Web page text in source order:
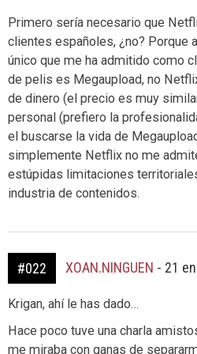
Primero sería necesario que
clientes españoles, ¿no? Porque
único que me ha admitido como
de pelis es Megaupload, no
de dinero (el precio es muy
personal (prefiero la
el buscarse la vida de
simplemente Netflix no me
estúpidas limitaciones
industria de contenidos.
#022 XOAN.NINGUEN - 21
Krigan, ahí le has dado…
Hace poco tuve una charla
me miraba con ganas de